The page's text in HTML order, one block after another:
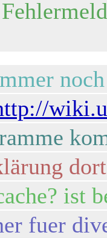
ist
fuer